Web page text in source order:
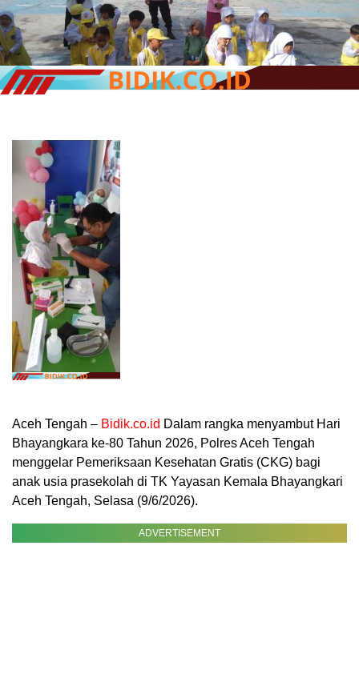
Aceh Tengah – Bidik.co.id Dalam rangka menyambut Hari
Bhayangkara ke-80 Tahun 2026, Polres Aceh Tengah
menggelar Pemeriksaan Kesehatan Gratis (CKG) bagi
anak usia prasekolah di TK Yayasan Kemala Bhayangkari
Aceh Tengah, Selasa (9/6/2026).
ADVERTISEMENT